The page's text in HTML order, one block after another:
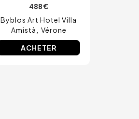
488 €
Byblos Art Hotel Villa
Amistà
Vérone
ACHETER